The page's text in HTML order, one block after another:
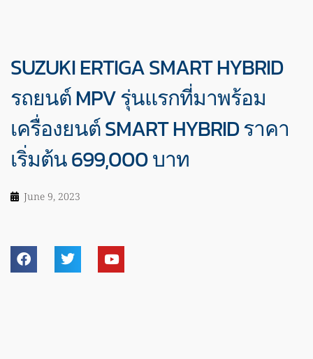
SUZUKI ERTIGA SMART HYBRID
รถยนต์ MPV รุ่นแรกที่มาพร้อม
เครื่องยนต์ SMART HYBRID ราคา
เริ่มต้น 699,000 บาท
June 9, 2023